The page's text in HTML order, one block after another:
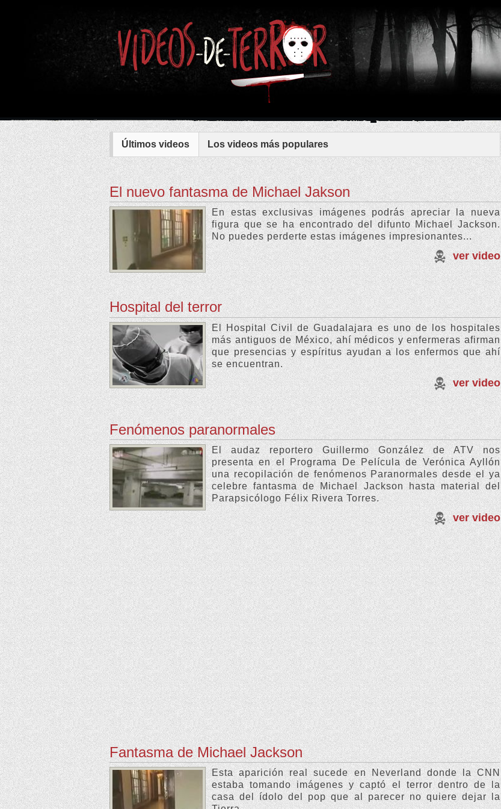
Últimos videos Losvideos más populares
El nuevo fantasma de Michael Jakson
En estas exclusivas imágenes podrás apreciar la nueva
figura que se ha encontrado del difunto Michael Jackson.
No puedes perderte estas imágenes impresionantes...
ver video
Hospital del terror
El Hospital Civil de Guadalajara es uno de los hospitales
más antiguos de México, ahí médicos y enfermeras afirman
que presencias y espíritus ayudan a los enfermos que ahí
se encuentran.
ver video
Fenómenos paranormales
El audaz reportero Guillermo González de ATV nos
presenta en el Programa De Película de Verónica Ayllón
una recopilación de fenómenos Paranormales desde el ya
celebre fantasma de Michael Jackson hasta material del
Parapsicólogo Félix Rivera Torres.
ver video
Fantasma de Michael Jackson
Esta aparición real sucede en Neverland donde la CNN
estaba tomando imágenes y captó el terror dentro de la
casa del ídolo del pop que al parecer no quiere dejar la